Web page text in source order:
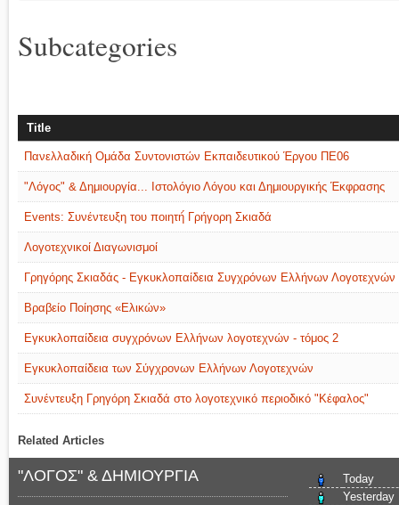
Subcategories
Title
Πανελλαδική Ομάδα Συντονιστών Εκπαιδευτικού Έργου ΠΕ06
"Λόγος" & Δημιουργία... Ιστολόγιο Λόγου και Δημιουργικής Έκφρασης
Events: Συνέντευξη του ποιητή́ Γρήγορη Σκιαδά
Λογοτεχνικοί Διαγωνισμοί
Γρηγόρης Σκιαδάς - Εγκυκλοπαίδεια Συγχρόνων Ελλήνων Λογοτεχνών
Βραβείο Ποίησης «Ελικών»
Εγκυκλοπαίδεια συγχρόνων Ελλήνων λογοτεχνών - τόμος 2
Εγκυκλοπαίδεια των Σύγχρονων Ελλήνων Λογοτεχνών
Συνέντευξη Γρηγόρη Σκιαδά στο λογοτεχνικό περιοδικό "Κέφαλος"
Related Articles
"ΛΟΓΟΣ" & ΔΗΜΙΟΥΡΓΙΑ
Today
Yesterday